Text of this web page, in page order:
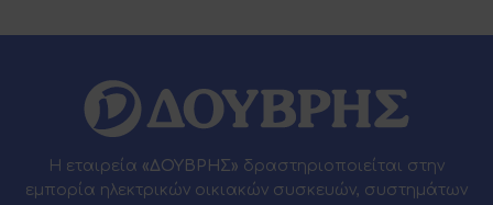
Η εταιρεία «ΔΟΥΒΡΗΣ» δραστηριοποιείται στην
εμπορία ηλεκτρικών οικιακών συσκευών, συστημάτων